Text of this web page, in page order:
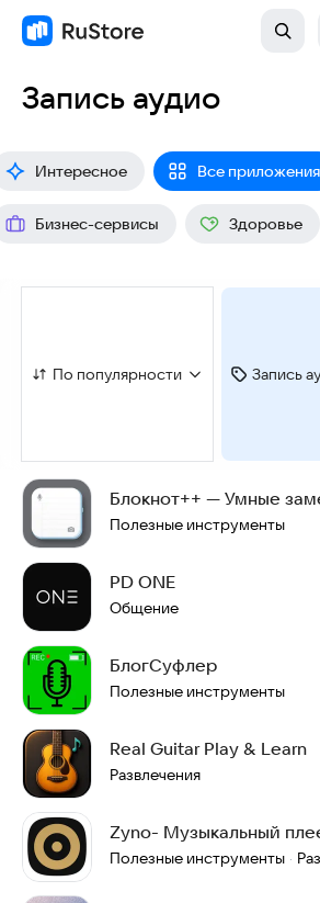
Запись аудио
Интересное Все приложения
Бизнес-сервисы Здоровье
По популярности Запись
Блокнот++ — Умные
аудио, фото
Полезные инструменты
PD ONE
Общение
БлогСуфлер
Полезные инструменты
Real Guitar Play & Learn
Развлечения
Zyno- Музыкальный
Полезные инструменты ·